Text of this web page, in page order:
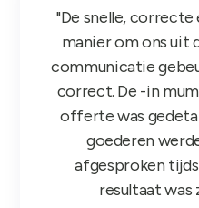
"De snelle,
manier om ons uit
communicatie
correct. De -in
offerte was
goederen
afgesproken
resultaat was